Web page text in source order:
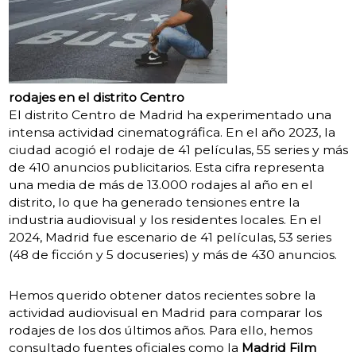
rodajes en el distrito Centro
El distrito Centro de Madrid ha experimentado una
intensa actividad cinematográfica. En el año 2023, la
ciudad acogió el rodaje de 41 películas, 55 series y más
de 410 anuncios publicitarios. Esta cifra representa
una media de más de 13.000 rodajes al año en el
distrito, lo que ha generado tensiones entre la
industria audiovisual y los residentes locales. En el
2024, Madrid fue escenario de 41 películas, 53 series
(48 de ficción y 5 docuseries) y más de 430 anuncios.
Hemos querido obtener datos recientes sobre la
actividad audiovisual en Madrid para comparar los
rodajes de los dos últimos años. Para ello, hemos
consultado fuentes oficiales como la Madrid Film